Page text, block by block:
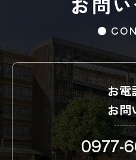
●
お電
お問
0977-